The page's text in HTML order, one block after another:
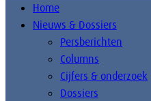
Home
Nieuws & Dossiers
Persberichten
Columns
Cijfers & onderzoek
Dossiers